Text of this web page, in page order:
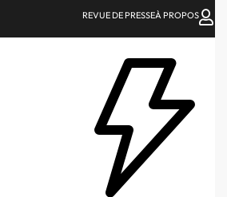
REVUE DE PRESSEÀ PROPOS